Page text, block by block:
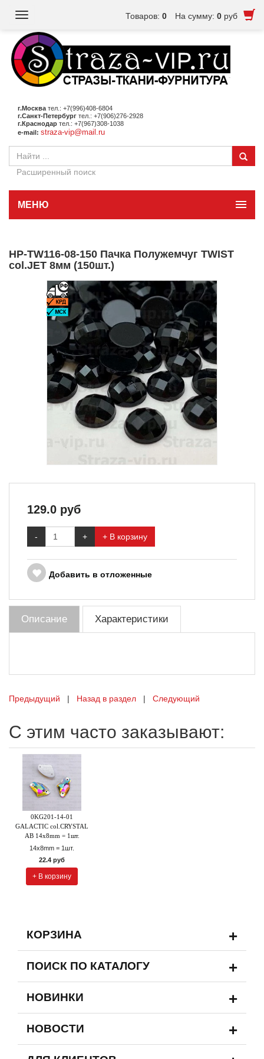
Товаров: 0 На сумму: 0 руб
Toggle
г.Москва тел.: +7(996)408-6804
г.Санкт-Петербург тел.: +7(906)276-2928
г.Краснодар тел.: +7(967)308-1038
e-mail: straza-vip@mail.ru
Расширенный поиск
МЕНЮ
HP-TW116-08-150 Пачка Полужемчуг TWIST
col.JET 8мм (150шт.)
129.0 руб
- + + В корзину
Добавить в отложенные
Описание Характеристики
Предыдущий | Назад в раздел | Следующий
С этим часто заказывают:
0KG201-14-01
GALACTIC col.CRYSTAL
AB 14x8mm = 1шт.
14x8mm = 1шт.
22.4 руб
+ В корзину
КОРЗИНА +
ПОИСК ПО КАТАЛОГУ +
НОВИНКИ +
НОВОСТИ +